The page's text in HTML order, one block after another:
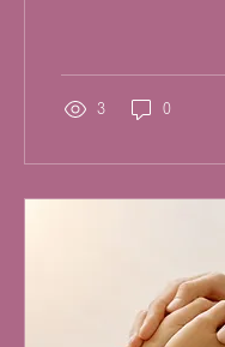
outras formas de...
3 0